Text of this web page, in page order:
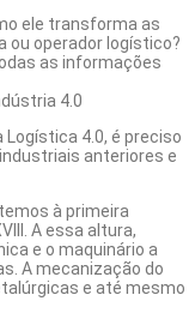
ele transforma as
ou operador logístico?
as informações
4.0
4.0, é preciso
anteriores e
à primeira
A essa altura,
e o maquinário a
A mecanização do
e até mesmo